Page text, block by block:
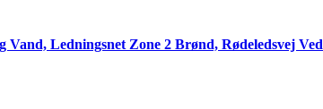
Vand, Ledningsnet Zone 2 Brønd, Rødeledsvej